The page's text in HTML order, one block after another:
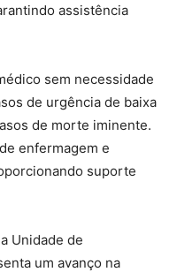
assistência
sem necessidade
de urgência de baixa
de morte iminente.
enfermagem e
suporte
Unidade de
um avanço na